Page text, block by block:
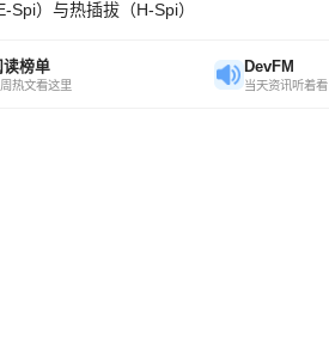
）与热插拔（H-Spi）
读榜单
热文看这里
DevFM
当天资讯听着看